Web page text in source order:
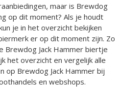
maar is Brewdog
op dit moment? Als je houdt
je in het overzicht bekijken
er op dit moment zijn. Zo
Brewdog Jack Hammer biertje
het overzicht en vergelijk alle
op Brewdog Jack Hammer bij
en webshops.